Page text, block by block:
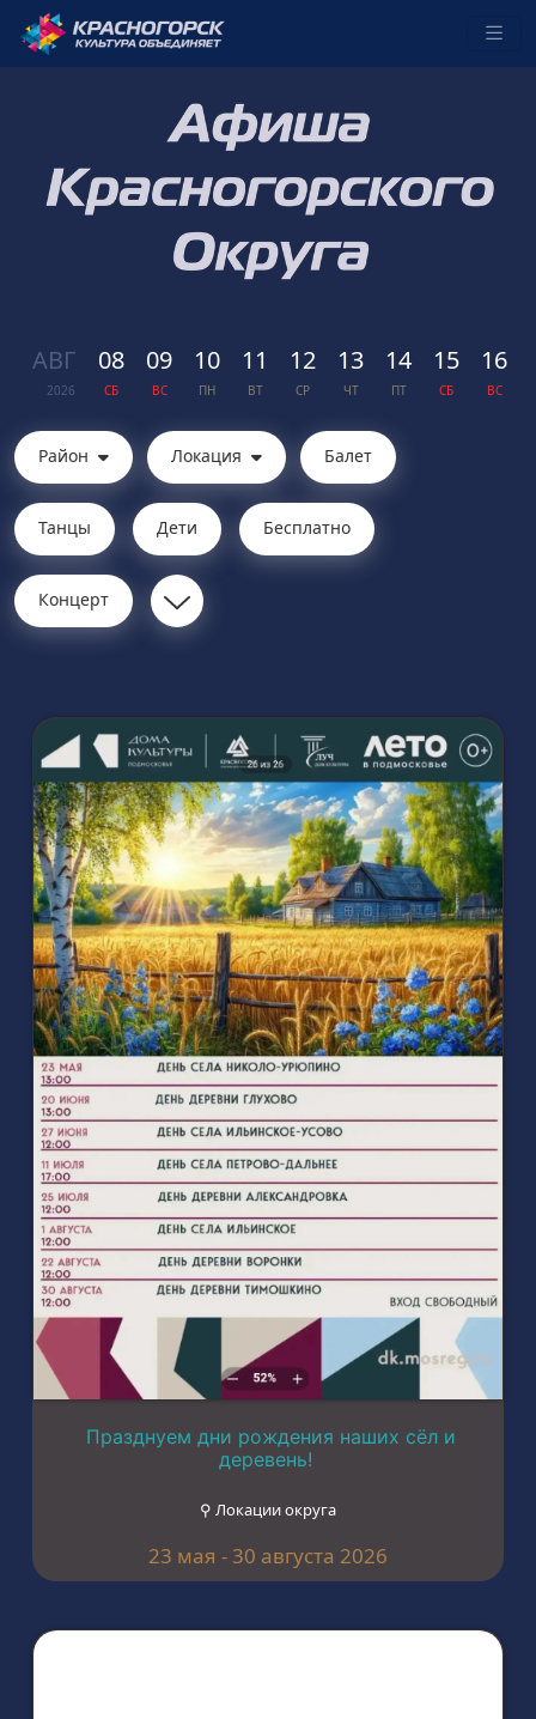
АВГ
2026
08
СБ
09
ВС
10
ПН
11
ВТ
12
СР
13
ЧТ
14
ПТ
15
СБ
16
ВС
Район Локация Балет
Танцы Дети Бесплатно
Концерт
Празднуем дни рождения наших сёл и
деревень!
⚲ Локации округа
23 мая - 30 августа 2026